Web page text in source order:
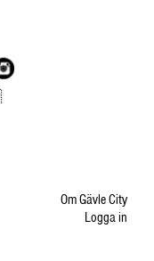
Om Gävle City
Logga in